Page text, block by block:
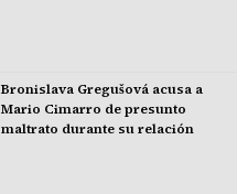
Bronislava Gregušová acusa a
Mario Cimarro de presunto
maltrato durante su relación